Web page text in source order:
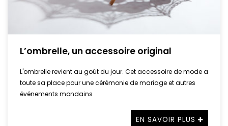
L’ombrelle, un accessoire original
L'ombrelle revient au goût du jour. Cet accessoire de mode a
toute sa place pour une cérémonie de mariage et autres
événements mondains
EN SAVOIR PLUS